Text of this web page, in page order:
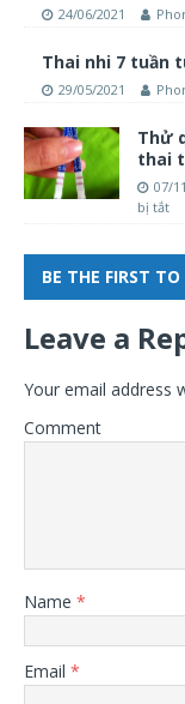
24/06/2021
Thai nhi 7 tuần
29/05/2021
Thử
thai
07/
bị tắt
BE THE FIRST
Leave a
Your email address
Comment
Name *
Email *